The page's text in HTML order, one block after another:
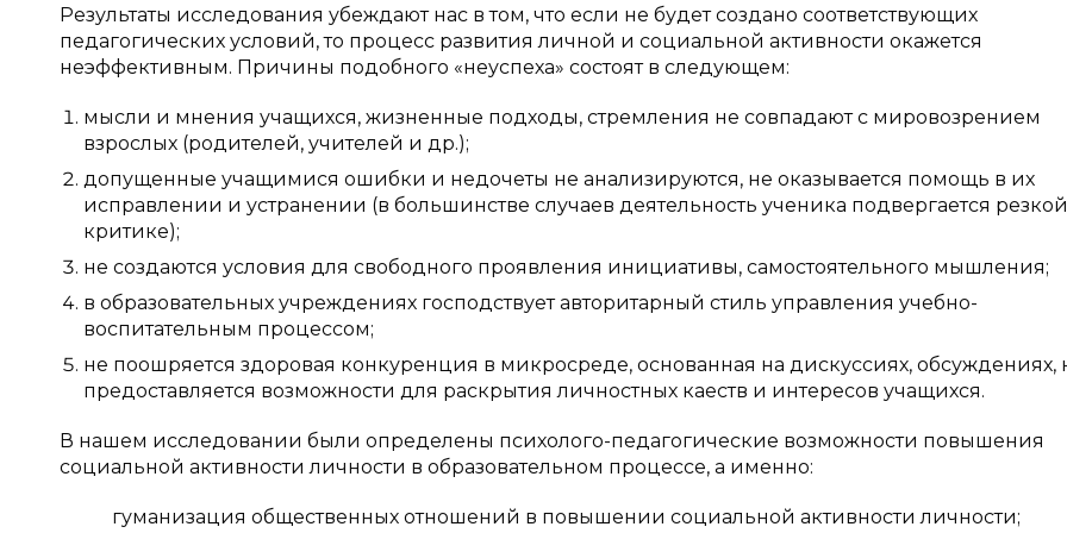
Результаты исследования убеждают нас в том, что если не будет создано соответствующих
педагогических условий, то процесс развития личной и социальной активности окажется
неэффективным. Причины подобного «неуспеха» состоят в следующем:
мысли и мнения учащихся, жизненные подходы, стремления не совпадают с мировозрением
взрослых (родителей, учителей и др.);
допущенные учащимися ошибки и недочеты не анализируются, не оказывается помощь в их
исправлении и устранении (в большинстве случаев деятельность ученика подвергается резкой
критике);
не создаются условия для свободного проявления инициативы, самостоятельного мышления;
в образовательных учреждениях господствует авторитарный стиль управления учебно-
воспитательным процессом;
не поошряется здоровая конкуренция в микросреде, основанная на дискуссиях, обсуждениях,
предоставляется возможности для раскрытия личностных каеств и интересов учащихся.
В нашем исследовании были определены психолого-педагогические возможности повышения
социальной активности личности в образовательном процессе, а именно:
гуманизация общественных отношений в повышении социальной активности личности;